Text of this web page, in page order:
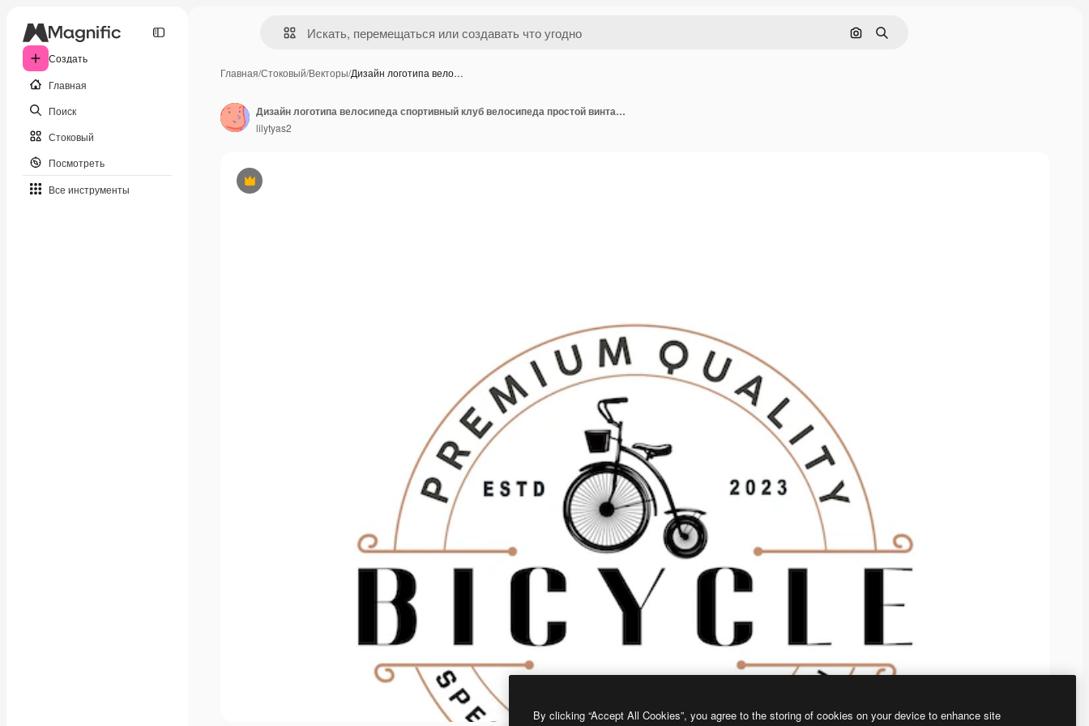
Создать
Главная
Поиск
Стоковый
Посмотреть
Все инструменты
Поиск по изображению
Поиск
Главная/Стоковый/Векторы/Дизайн логотипа вело…
Премиум
Дизайн логотипа велосипеда спортивный клуб велосипеда простой винтажный черный силуэт иллюстрация шаблона
lilytyas2
By clicking “Accept All Cookies”, you agree to the storing of cookies on your device to enhance site